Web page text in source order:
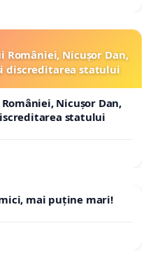
României, Nicușor Dan,
discreditarea statului
Nicușor Dan,
statului
mai puține mari!